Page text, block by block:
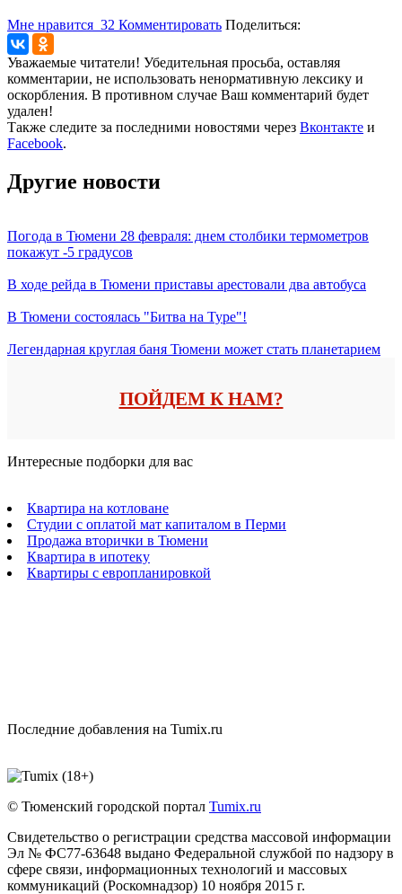
Мне нравится 32 Комментировать Поделиться:
Уважаемые читатели! Убедительная просьба, оставляя
комментарии, не использовать ненормативную лексику и
оскорбления. В противном случае Ваш комментарий будет
удален!
Также следите за последними новостями через Вконтакте и
Facebook.
Другие новости
Погода в Тюмени 28 февраля: днем столбики термометров
покажут -5 градусов
В ходе рейда в Тюмени приставы арестовали два автобуса
В Тюмени состоялась "Битва на Туре"!
Легендарная круглая баня Тюмени может стать планетарием
ПОЙДЕМ К НАМ?
Интересные подборки для вас
Квартира на котловане
Студии с оплатой мат капиталом в Перми
Продажа вторички в Тюмени
Квартира в ипотеку
Квартиры с европланировкой
Последние добавления на Tumix.ru
© Тюменский городской портал Tumix.ru
Свидетельство о регистрации средства массовой информации
Эл № ФС77-63648 выдано Федеральной службой по надзору в
сфере связи, информационных технологий и массовых
коммуникаций (Роскомнадзор) 10 ноября 2015 г.